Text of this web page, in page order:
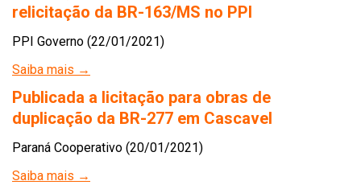
relicitação da BR-163/MS no PPI
PPI Governo (22/01/2021)
Saiba mais →
Publicada a licitação para obras de
duplicação da BR-277 em Cascavel
Paraná Cooperativo (20/01/2021)
Saiba mais →